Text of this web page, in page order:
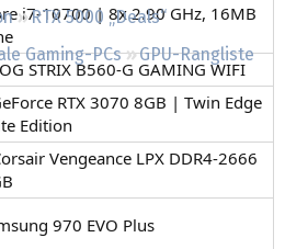
RTX 5000 „Deals“
Gaming-PCs
GPU-Rangliste
i7-10700 | 8x 2.90 GHz, 16MB
STRIX B560-G GAMING WIFI
RTX 3070 8GB | Twin Edge
Edition
Vengeance LPX DDR4-2666
970 EVO Plus